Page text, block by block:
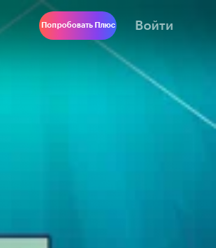
Попробовать Плюс Войти